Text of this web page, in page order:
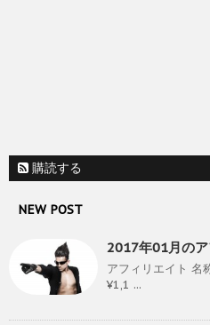
購読する
NEW POST
2017年01月の
アフィリエイト
¥1,1 ...